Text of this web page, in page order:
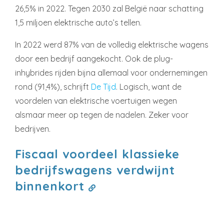
26,5% in 2022. Tegen 2030 zal België naar schatting
1,5 miljoen elektrische auto’s tellen.
In 2022 werd 87% van de volledig elektrische wagens
door een bedrijf aangekocht. Ook de plug-
inhybrides rijden bijna allemaal voor ondernemingen
rond (91,4%), schrijft De Tijd. Logisch, want de
voordelen van elektrische voertuigen wegen
alsmaar meer op tegen de nadelen. Zeker voor
bedrijven.
Fiscaal voordeel klassieke
bedrijfswagens verdwijnt
binnenkort